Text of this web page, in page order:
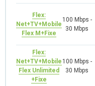
Flex:
Net+TV+Mobile
Flex M+Fixe
100 Mbps -
30 Mbps
Flex:
Net+TV+Mobile
Flex Unlimited
+Fixe
100 Mbps -
30 Mbps